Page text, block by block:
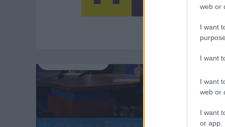
web or
I want
I want
I want
web or
I want
or app.